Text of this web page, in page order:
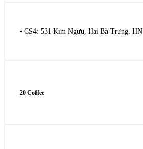
▪️ CS4: 531 Kim Ngưu, Hai Bà Trưng, HN
20 Coffee